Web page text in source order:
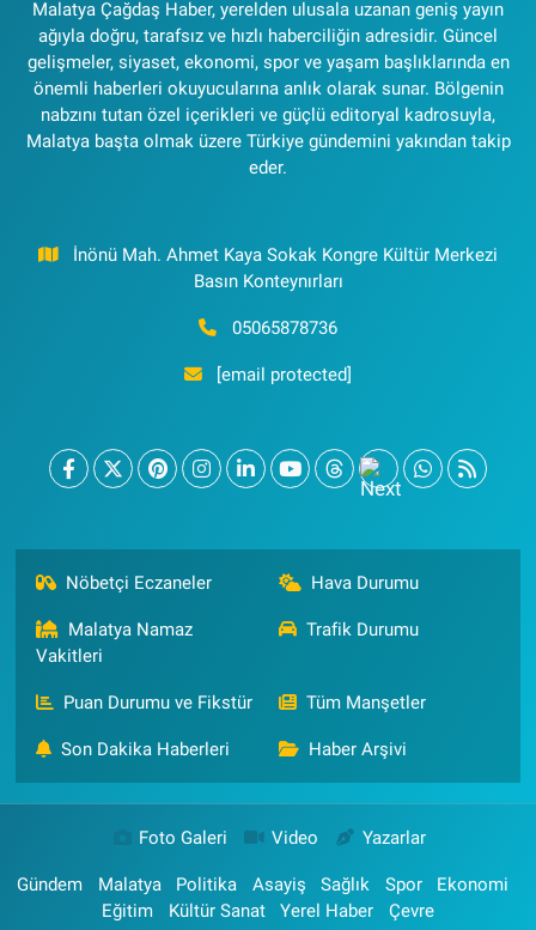
Malatya Çağdaş Haber, yerelden ulusala uzanan geniş yayın
ağıyla doğru, tarafsız ve hızlı haberciliğin adresidir. Güncel
gelişmeler, siyaset, ekonomi, spor ve yaşam başlıklarında en
önemli haberleri okuyucularına anlık olarak sunar. Bölgenin
nabzını tutan özel içerikleri ve güçlü editoryal kadrosuyla,
Malatya başta olmak üzere Türkiye gündemini yakından takip
eder.
İnönü Mah. Ahmet Kaya Sokak Kongre Kültür Merkezi
Basın Konteynırları
05065878736
[email protected]
Nöbetçi Eczaneler Hava Durumu
Malatya Namaz
Vakitleri
Trafik Durumu
Puan Durumu ve Fikstür Tüm Manşetler
Son Dakika Haberleri Haber Arşivi
Foto Galeri Video Yazarlar
Gündem Malatya Politika Asayiş Sağlık Spor
Ekonomi
Eğitim
Kültür Sanat Yerel Haber Çevre